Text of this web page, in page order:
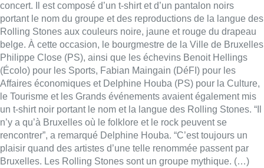
Bruxelles. Les Rolling Stones sont un groupe mythique. (…)
Manneken-Pis a aussi ce côté un peu impertinent et on peut
tirer la langue à la fontaine dans cet esprit”. Une fanfare a joué
le titre à succès “Paint It, Black” des Rolling Stones, pour le
plaisir des passants et des touristes qui étaient présents en
nombre.
Manneken-Pis restera habillé avec ce costume durant tout le
week-end.
Belga
■ Un reportage d’ Anaïs Corbin, Charles Capreau et
Stéphanie Mira